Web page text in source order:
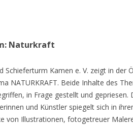
Naturkraft
Schieferturm Kamen e. V. zeigt in der
NATURKRAFT. Beide Inhalte des
in Frage gestellt und
und Künstler spiegelt sich in
von Illustrationen, fotogetreuer